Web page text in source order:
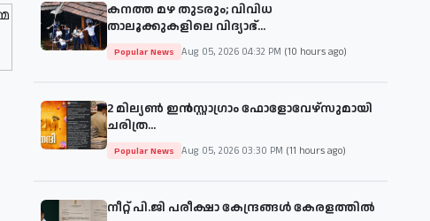
കനത്ത മഴ തുടരും; വിവിധ
താലൂക്കുകളിലെ വിദ്യാഭ്...
Popular News Aug 05, 2026 04:32 PM (10 hours ago)
2 മില്യൺ ഇൻസ്റ്റാഗ്രാം ഫോളോവേഴ്‌സുമായി
ചരിത്ര...
Popular News Aug 05, 2026 03:30 PM (11 hours ago)
നീറ്റ് പി.ജി പരീക്ഷാ കേന്ദ്രങ്ങൾ കേരളത്തിൽ